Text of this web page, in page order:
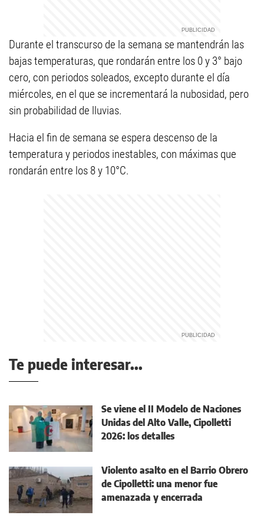
Durante el transcurso de la semana se mantendrán las
bajas temperaturas, que rondarán entre los 0 y 3° bajo
cero, con periodos soleados, excepto durante el día
miércoles, en el que se incrementará la nubosidad, pero
sin probabilidad de lluvias.
Hacia el fin de semana se espera descenso de la
temperatura y periodos inestables, con máximas que
rondarán entre los 8 y 10°C.
Te puede interesar...
Se viene el II Modelo de Naciones
Unidas del Alto Valle, Cipolletti
2026: los detalles
Violento asalto en el Barrio Obrero
de Cipolletti: una menor fue
amenazada y encerrada